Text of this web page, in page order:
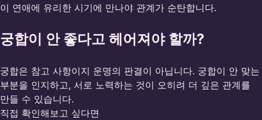
이 연애에 유리한 시기에 만나야 관계가 순탄합니다.
궁합이 안 좋다고 헤어져야 할까?
궁합은 참고 사항이지 운명의 판결이 아닙니다. 궁합이 안 맞는
부분을 인지하고, 서로 노력하는 것이 오히려 더 깊은 관계를
만들 수 있습니다.
직접 확인해보고 싶다면